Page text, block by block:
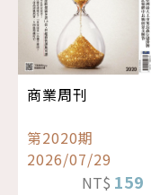
商業周刊
第2020期
2026/07/29
NT$ 159